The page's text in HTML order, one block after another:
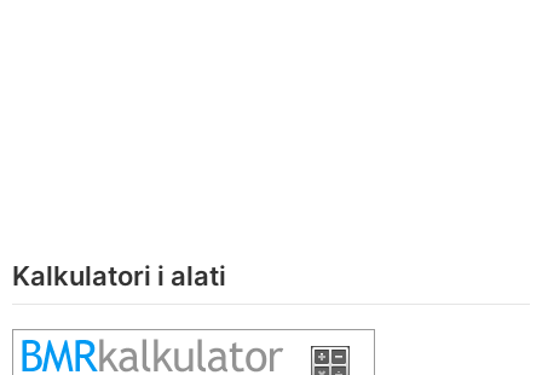
Kalkulatori i alati